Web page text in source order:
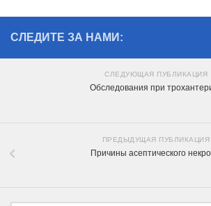
СЛЕДИТЕ ЗА НАМИ:
СЛЕДУЮЩАЯ ПУБЛИКАЦИЯ
Обследования при
ПРЕДЫДУЩАЯ ПУБЛИКАЦИЯ
Причины асептического